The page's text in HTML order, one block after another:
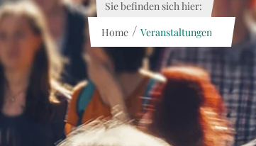
Sie befinden sich hier:
Home / Veranstaltungen